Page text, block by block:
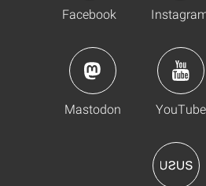
Facebook
Mastodon YouTube